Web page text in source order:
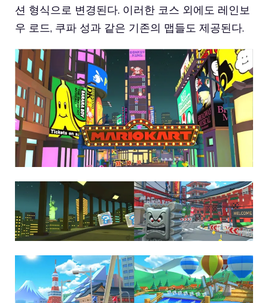
션 형식으로 변경된다. 이러한 코스 외에도 레인보
우 로드, 쿠파 성과 같은 기존의 맵들도 제공된다.